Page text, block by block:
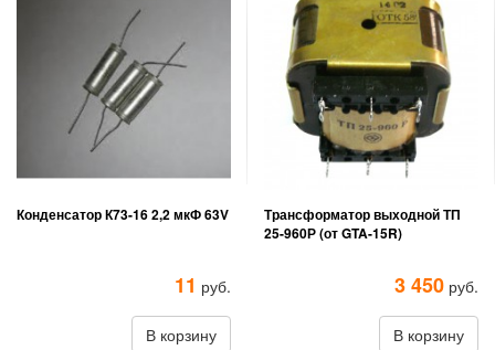
Конденсатор К73-16 2,2 мкФ 63V
11 руб.
В корзину
Трансформатор выходной ТП
25-960Р (от GTA-15R)
3 450 руб.
В корзину